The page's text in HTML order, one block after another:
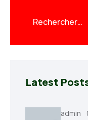
Latest
admin